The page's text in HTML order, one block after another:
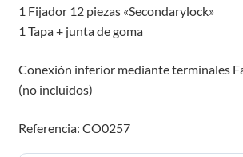
1 Fijador 12 piezas «Secondarylock»
1 Tapa + junta de goma
Conexión inferior mediante terminales
(no incluidos)
Referencia: CO0257